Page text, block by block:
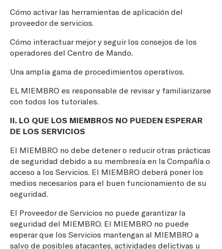
Cómo activar las herramientas de aplicación del
proveedor de servicios.
Cómo interactuar mejor y seguir los consejos de los
operadores del Centro de Mando.
Una amplia gama de procedimientos operativos.
EL MIEMBRO es responsable de revisar y familiarizarse
con todos los tutoriales.
II. LO QUE LOS MIEMBROS NO PUEDEN ESPERAR
DE LOS SERVICIOS
El MIEMBRO no debe detener o reducir otras prácticas
de seguridad debido a su membresía en la Compañía o
acceso a los Servicios. El MIEMBRO deberá poner los
medios necesarios para el buen funcionamiento de su
seguridad.
El Proveedor de Servicios no puede garantizar la
seguridad del MIEMBRO. El MIEMBRO no puede
esperar que los Servicios mantengan al MIEMBRO a
salvo de posibles atacantes, actividades delictivas u